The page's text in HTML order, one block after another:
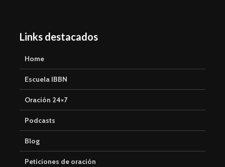
Links destacados
Home
Escuela IBBN
Oración 24×7
Podcasts
Blog
Peticiones de oración